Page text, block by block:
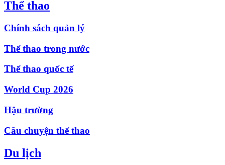
Thể thao
Chính sách quản lý
Thể thao trong nước
Thể thao quốc tế
World Cup 2026
Hậu trường
Câu chuyện thể thao
Du lịch